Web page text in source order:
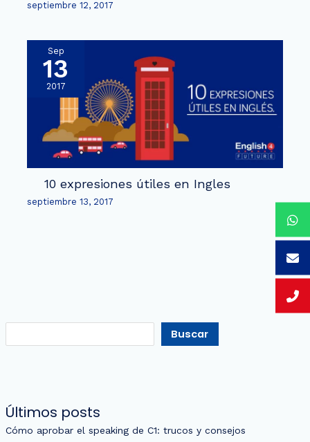
septiembre 12, 2017
Sep
13
2017
10 expresiones útiles en Ingles
septiembre 13, 2017
Buscar
Últimos posts
Cómo aprobar el speaking de C1: trucos y consejos